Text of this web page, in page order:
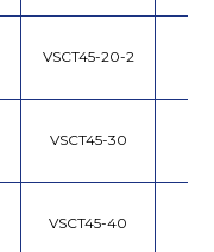
VSCT45-20-2
VSCT45-30
VSCT45-40